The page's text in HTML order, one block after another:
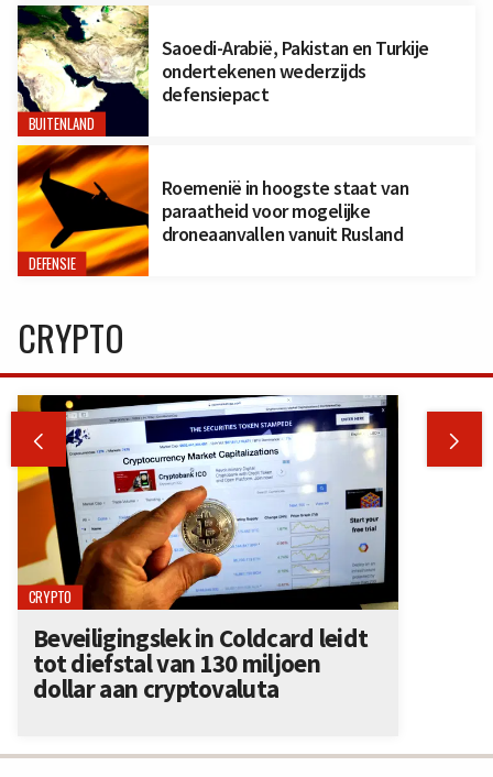
BUITENLAND
Saoedi-Arabië, Pakistan en Turkije
ondertekenen wederzijds
defensiepact
DEFENSIE
Roemenië in hoogste staat van
paraatheid voor mogelijke
droneaanvallen vanuit Rusland
CRYPTO
 
CRYPTO
Beveiligingslek in Coldcard leidt
tot diefstal van 130 miljoen
dollar aan cryptovaluta